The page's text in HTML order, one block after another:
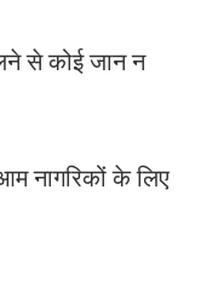
से कोई जान न
नागरिकों के लिए